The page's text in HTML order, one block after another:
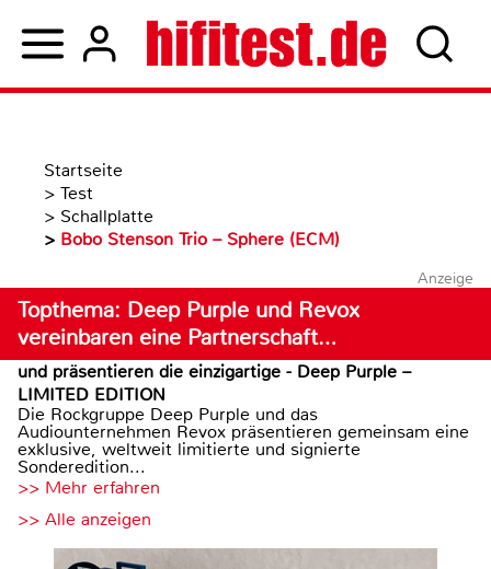
Startseite
> Test
> Schallplatte
> Bobo Stenson Trio – Sphere (ECM)
Anzeige
Topthema: Deep Purple und Revox
vereinbaren eine Partnerschaft…
und präsentieren die einzigartige - Deep Purple –
LIMITED EDITION
Die Rockgruppe Deep Purple und das
Audiounternehmen Revox präsentieren gemeinsam eine
exklusive, weltweit limitierte und signierte
Sonderedition...
>> Mehr erfahren
>> Alle anzeigen